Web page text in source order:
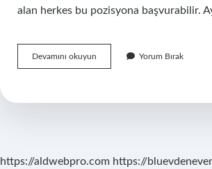
alan herkes bu pozisyona başvurabilir.
Devamını okuyun Gardiyanlık
Sınavı
2023
Yorum Bırak
https://aldwebpro.com https://